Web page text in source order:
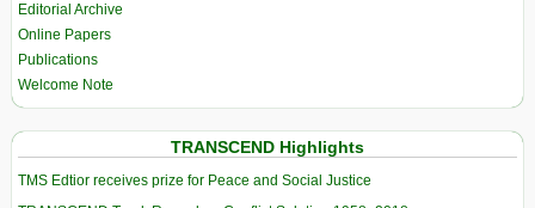
Editorial Archive
Online Papers
Publications
Welcome Note
TRANSCEND Highlights
TMS Edtior receives prize for Peace and Social Justice